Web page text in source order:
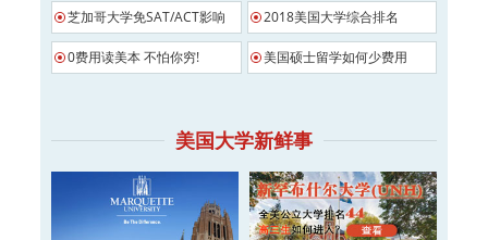
芝加哥大学免SAT/ACT影响 2018美国大学综合排名
0费用读美本 不怕你穷! 美国硕士留学如何少费用
美国大学新鲜事